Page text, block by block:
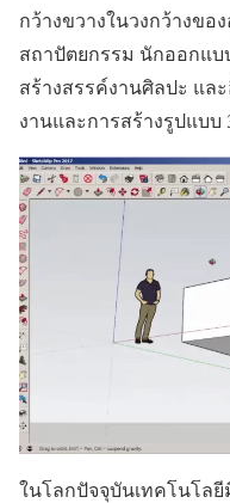
กว้างขวางในวงกว้างข
สถาปัตยกรรม นักออกแ
สร้างสรรค์งานศิลปะ แล
งานและการสร้างรูปแบบ
ในโลกปัจจุบันเทคโนโล